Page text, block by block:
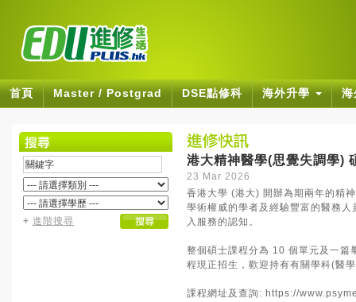
首頁 Master / Postgrad DSE點修科 海外升學
+ 進階搜尋
港大精神醫學(思覺失調學)
23 Mar 2026
香港大學 (港大) 開辦為期兩年的精
學術權威的學者及經驗豐富的醫務
入服務的認知。
整個碩士課程分為 10 個單元及一篇
程現正招生，歡迎持有有關學科(醫
課程網址及查詢: https://